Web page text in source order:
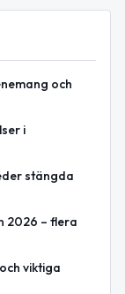
och
i
stängda
2026 – flera
viktiga